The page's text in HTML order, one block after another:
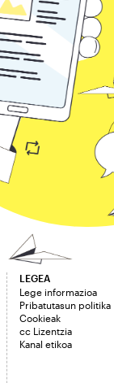
LEGEA
Lege informazioa
Pribatutasun politika
Cookieak
cc Lizentzia
Kanal etikoa